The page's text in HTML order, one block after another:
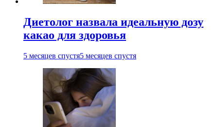
Диетолог назвала идеальную дозу
какао для здоровья
5 месяцев спустя5 месяцев спустя